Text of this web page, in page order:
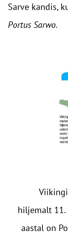
Sarve kandis,
Portus Sarwo.
hiljemalt 11.
aastal on